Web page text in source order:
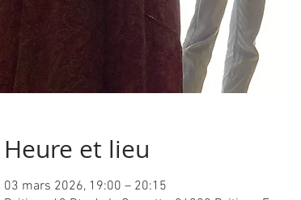
Heure et lieu
03 mars 2026, 19:00 – 20:15